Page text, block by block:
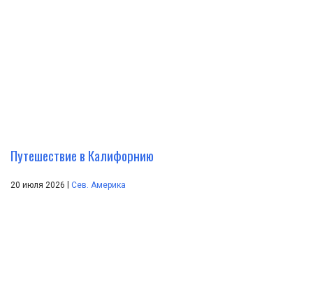
Путешествие в Калифорнию
20 июля 2026 Сев. Америка